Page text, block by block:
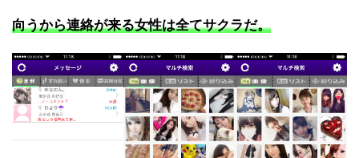
向うから連絡が来る女性は全てサクラだ。